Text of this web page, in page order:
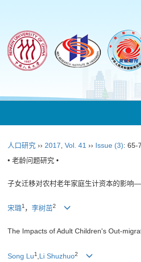
人口研究 ›› 2017 Vol. 41 ›› Issue (3): 65-
• 老龄问题研究 •
子女迁移对农村老年家庭生计资本的影
宋璐1 ， 李树茁2
The Impacts of Adult Children's Out-
Song Lu1 Li Shuzhuo2